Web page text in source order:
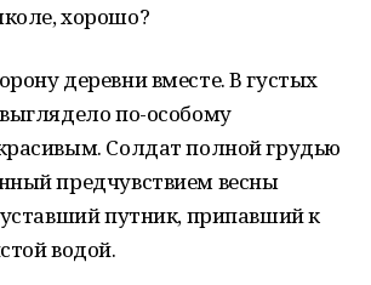
хорошо?
деревни вместе. В густых
по-особому
Солдат полной грудью
предчувствием весны
уставший путник, припавший к
водой.